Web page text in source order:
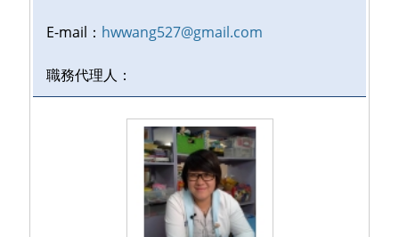
E-mail： hwwang527@gmail.com
職務代理人：